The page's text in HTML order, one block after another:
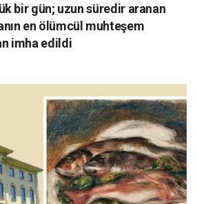
bir gün; uzun süredir aranan
en ölümcül muhteşem
imha edildi